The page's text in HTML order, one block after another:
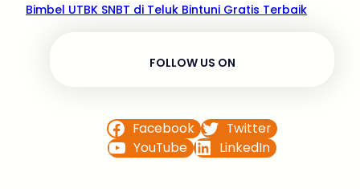
Bimbel UTBK SNBT di Teluk Bintuni Gratis Terbaik
FOLLOW US ON
Facebook
Twitter
YouTube
LinkedIn